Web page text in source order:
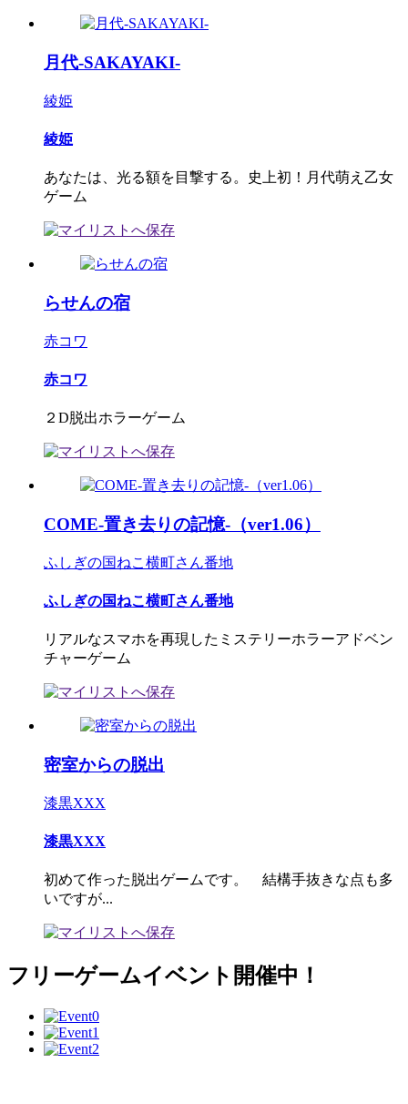
月代-SAKAYAKI-
綾姫
綾姫
あなたは、光る額を目撃する。史上初！月代萌え乙女
ゲーム
らせんの宿
赤コワ
赤コワ
２D脱出ホラーゲーム
COME-置き去りの記憶-（ver1.06）
ふしぎの国ねこ横町さん番地
ふしぎの国ねこ横町さん番地
リアルなスマホを再現したミステリーホラーアドベン
チャーゲーム
密室からの脱出
漆黒XXX
漆黒XXX
初めて作った脱出ゲームです。 結構手抜きな点も多
いですが...
フリーゲームイベント開催中！